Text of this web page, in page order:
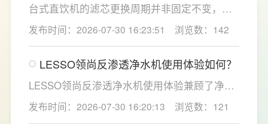
台式直饮机的滤芯更换周期并非固定不变，主
要取决于实际用水量、进水水质及使用频率等
因素。一般来说，PP棉和活性炭类前置滤芯建
议每6至12个月更换一次，RO反渗透膜滤芯使
用寿命相对较长，通常在2至3年左右，而后置
活性炭滤芯则建议每年更换一次以保障出水口
感。
发布时间：2026-07-30 16:23:51 浏览数：142
LESSO领尚反渗透净水机使用体验如何？
LESSO领尚反渗透净水机使用体验兼顾了净水
效果、使用便捷性和节水表现。产品采用
120mm纤薄机身设计，不占用过多厨下空间；
发布时间：2026-07-30 16:20:13 浏览数：121